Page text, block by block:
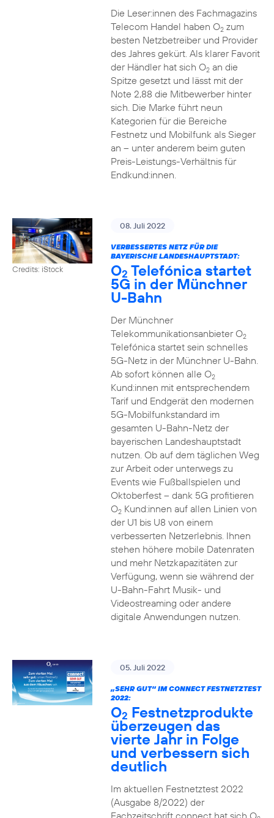
Die Leser:innen des Fachmagazins
Telecom Handel haben O2zum
besten Netzbetreiber und Provider
des Jahres gekürt. Als klarer Favorit
der Händler hat sich O2an die
Spitze gesetzt und lässt mit der
Note 2,88 die Mitbewerber hinter
sich. Die Marke führt neun
Kategorien für die Bereiche
Festnetz und Mobilfunk als Sieger
an – unter anderem beim guten
Preis-Leistungs-Verhältnis für
Endkund:innen.
Credits: iStock
08. Juli 2022
VERBESSERTES NETZ FÜR DIE
BAYERISCHE LANDESHAUPTSTADT:
O2 Telefónica startet
5G in der Münchner
U-Bahn
Der Münchner
Telekommunikationsanbieter O2
Telefónica startet sein schnelles
5G-Netz in der Münchner U-Bahn.
Ab sofort können alle O2
Kund:innen mit entsprechendem
Tarif und Endgerät den modernen
5G-Mobilfunkstandard im
gesamten U-Bahn-Netz der
bayerischen Landeshauptstadt
nutzen. Ob auf dem täglichen Weg
zur Arbeit oder unterwegs zu
Events wie Fußballspielen und
Oktoberfest – dank 5G profitieren
O2Kund:innen auf allen Linien von
der U1 bis U8 von einem
verbesserten Netzerlebnis. Ihnen
stehen höhere mobile Datenraten
und mehr Netzkapazitäten zur
Verfügung, wenn sie während der
U-Bahn-Fahrt Musik- und
Videostreaming oder andere
digitale Anwendungen nutzen.
05. Juli 2022
„SEHR GUT“ IM CONNECT FESTNETZTEST
2022:
O2 Festnetzprodukte
überzeugen das
vierte Jahr in Folge
und verbessern sich
deutlich
Im aktuellen Festnetztest 2022
(Ausgabe 8/2022) der
Fachzeitschrift connect hat sich O